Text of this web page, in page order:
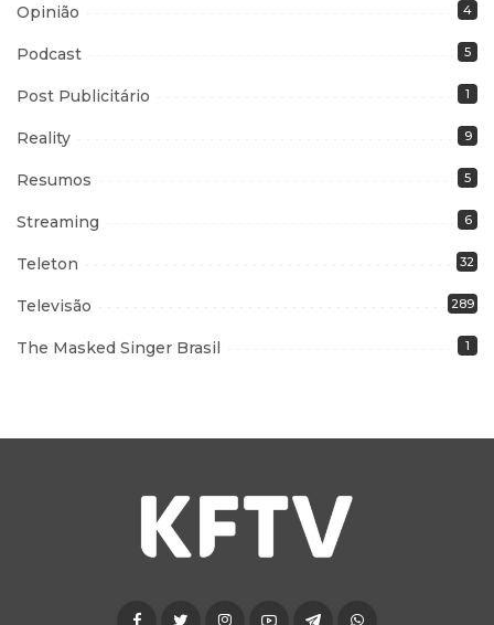
Opinião 4
Podcast 5
Post Publicitário 1
Reality 9
Resumos 5
Streaming 6
Teleton 32
Televisão 289
The Masked Singer Brasil 1